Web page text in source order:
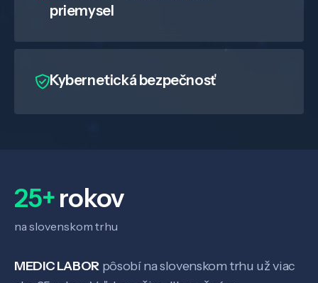
priemysel
Kybernetická bezpečnosť
25+rokov
na slovenskom trhu
MEDIC LABOR pôsobí na slovenskom trhu už viac